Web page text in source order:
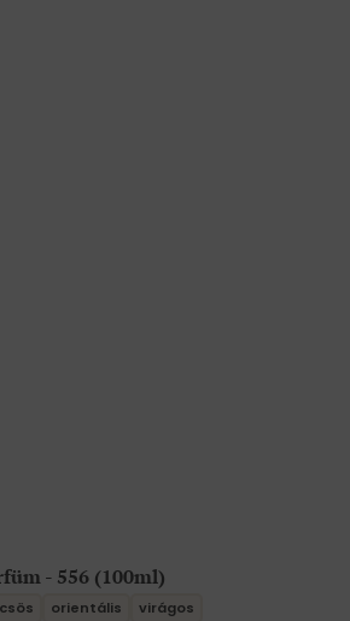
- 556 (100ml)
orientális virágos